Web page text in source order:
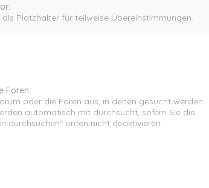
als Platzhalter für teilweise Übereinstimmungen.
Foren:
oder die Foren aus, in denen gesucht werden
automatisch mit durchsucht, sofern Sie die
durchsuchen“ unten nicht deaktivieren.